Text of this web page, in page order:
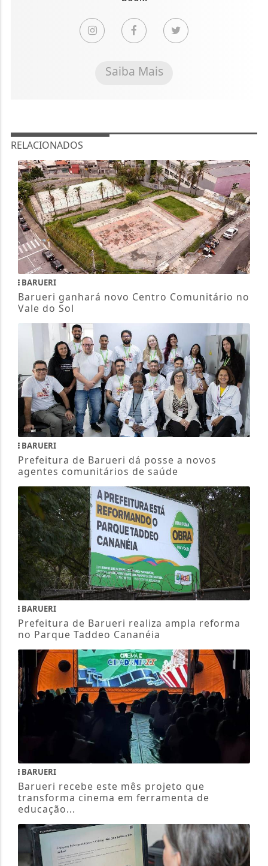
Saiba Mais
RELACIONADOS
BARUERI
Barueri ganhará novo Centro Comunitário no
Vale do Sol
BARUERI
Prefeitura de Barueri dá posse a novos
agentes comunitários de saúde
BARUERI
Prefeitura de Barueri realiza ampla reforma
no Parque Taddeo Cananéia
BARUERI
Barueri recebe este mês projeto que
transforma cinema em ferramenta de
educação...